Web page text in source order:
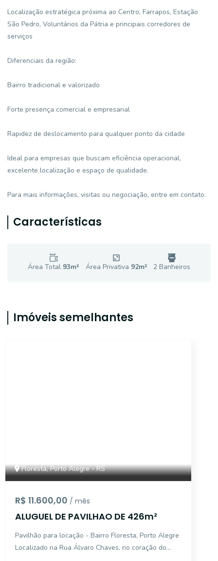
Localização estratégica próxima ao Centro, Farrapos, Estação
São Pedro, Voluntários da Pátria e principais corredores de
serviços
Diferenciais da região:
Bairro tradicional e valorizado
Forte presença comercial e empresarial
Rapidez de deslocamento para qualquer ponto da cidade
Ideal para empresas que buscam eficiência operacional,
excelente localização e espaço de qualidade.
Para mais informações, visitas ou negociação, entre em contato.
Características
Área Total 93m² Área Privativa 92m² 2Banheiros
Imóveis semelhantes
Floresta, Porto Alegre - RS
R$ 11.600,00 / mês
ALUGUEL DE PAVILHAO DE 426m²
Pavilhão para locação - Bairro Floresta, Porto Alegre
Localizado na Rua Álvaro Chaves, no coração do